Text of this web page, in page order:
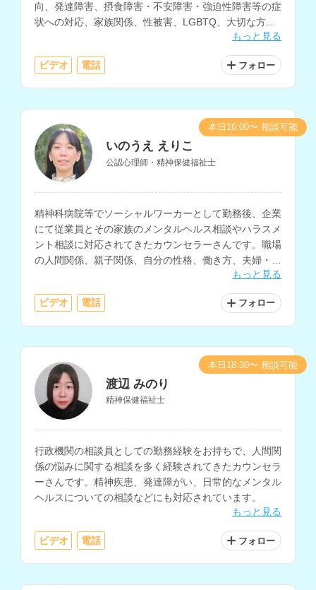
向、発達障害、摂食障害・不安障害・強迫性障害等の症
状への対応、家族関係、性被害、LGBTQ、大切な方を
亡くした方のサポート、子育てなど、様々な相談に対応
もっと見る
ビデオ 電話 フォロー
いのうえ えりこ
公認心理師・精神保健福祉士
精神科病院等でソーシャルワーカーとして勤務後、企業
にて従業員とその家族のメンタルヘルス相談やハラスメ
ント相談に対応されてきたカウンセラーさんです。職場
の人間関係、親子関係、自分の性格、働き方、夫婦・パ
ートナー関係などの相談に対応されています。もっと見る
ビデオ 電話 フォロー
本日16:00〜 相談可能
渡辺 みのり
精神保健福祉士
行政機関の相談員としての勤務経験をお持ちで、人間関
係の悩みに関する相談を多く経験されてきたカウンセラ
ーさんです。精神疾患、発達障がい、日常的なメンタル
ヘルスについての相談などにも対応されています。
もっと見る
ビデオ 電話 フォロー
本日18:30〜 相談可能